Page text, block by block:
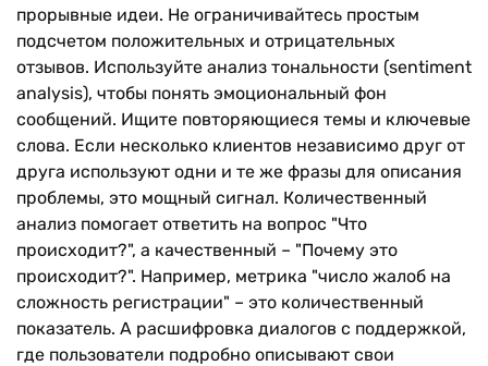
прорывные идеи. Не ограничивайтесь простым
подсчетом положительных и отрицательных
отзывов. Используйте анализ тональности (sentiment
analysis), чтобы понять эмоциональный фон
сообщений. Ищите повторяющиеся темы и ключевые
слова. Если несколько клиентов независимо друг от
друга используют одни и те же фразы для описания
проблемы, это мощный сигнал. Количественный
анализ помогает ответить на вопрос "Что
происходит?", а качественный – "Почему это
происходит?". Например, метрика "число жалоб на
сложность регистрации" – это количественный
показатель. А расшифровка диалогов с поддержкой,
где пользователи подробно описывают свои